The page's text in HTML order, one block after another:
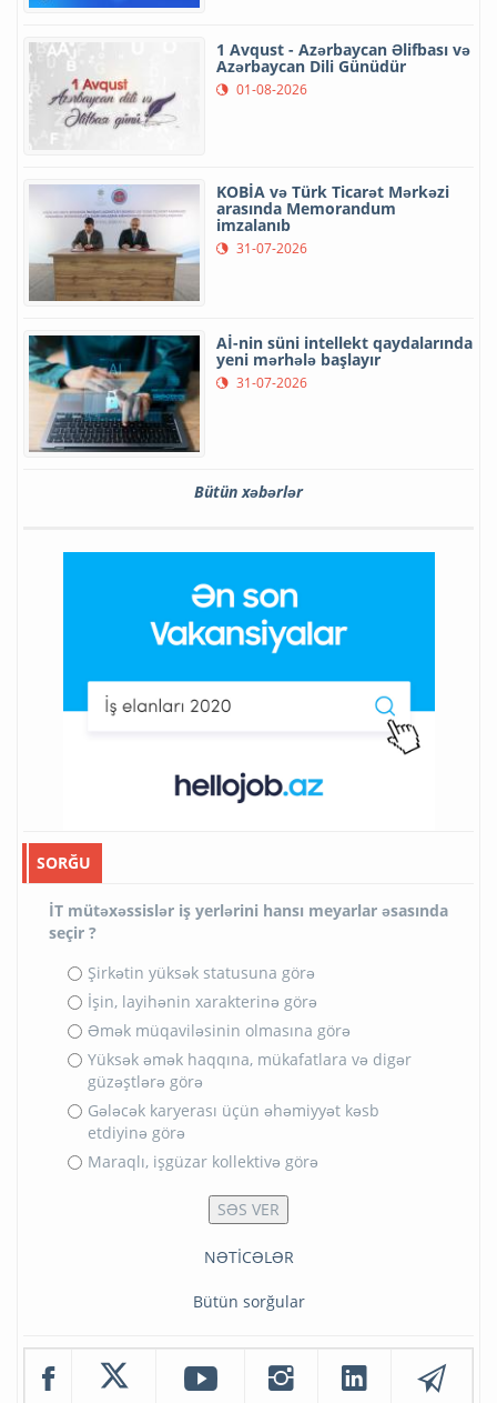
1 Avqust - Azərbaycan Əlifbası və
Azərbaycan Dili Günüdür
01-08-2026
KOBİA və Türk Ticarət Mərkəzi
arasında Memorandum
imzalanıb
31-07-2026
Aİ-nin süni intellekt qaydalarında
yeni mərhələ başlayır
31-07-2026
Bütün xəbərlər
SORĞU
İT mütəxəssislər iş yerlərini hansı meyarlar əsasında
seçir ?
Şirkətin yüksək statusuna görə
İşin, layihənin xarakterinə görə
Əmək müqaviləsinin olmasına görə
Yüksək əmək haqqına, mükafatlara və digər
güzəştlərə görə
Gələcək karyerası üçün əhəmiyyət kəsb
etdiyinə görə
Maraqlı, işgüzar kollektivə görə
NƏTİCƏLƏR
Bütün sorğular